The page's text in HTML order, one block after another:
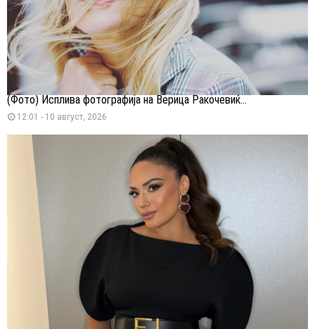
(Фото) Исплива фотографија на Верица Ракочевиќ...
12:01 - 10 август, 2026